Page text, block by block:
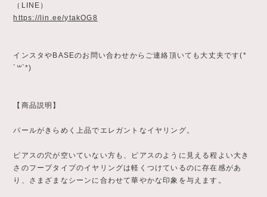
（LINE）
https://lin.ee/ytakOG8
インスタやBASEのお問い合わせからご連絡頂いても大丈夫です(*
´꒳`*)
【商品説明】
パールがきらめく上品でエレガントなイヤリング。
ピアスの穴が空いていない方も、ピアスのように見える程よい大き
さのフープタイプのイヤリングは軽くつけているのに存在感があ
り、さまざまなシーンに合わせて華やかな印象を与えます。